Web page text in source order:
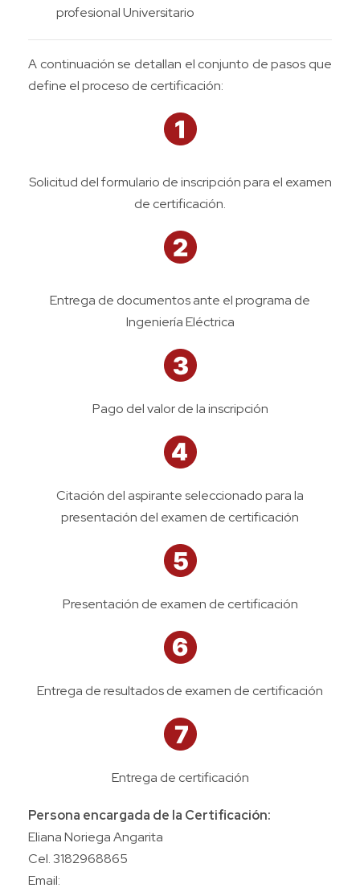
profesional Universitario
A continuación se detallan el conjunto de pasos que
define el proceso de certificación:
Solicitud del formulario de inscripción para el examen
de certificación.
Entrega de documentos ante el programa de
Ingeniería Eléctrica
Pago del valor de la inscripción
Citación del aspirante seleccionado para la
presentación del examen de certificación
Presentación de examen de certificación
Entrega de resultados de examen de certificación
Entrega de certificación
Persona encargada de la Certificación:
Eliana Noriega Angarita
Cel. 3182968865
Email: